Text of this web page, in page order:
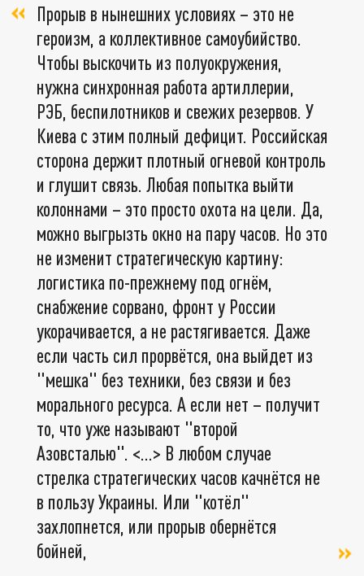
Прорыв в нынешних условиях – это не
героизм, а коллективное самоубийство.
Чтобы выскочить из полуокружения,
нужна синхронная работа артиллерии,
РЭБ, беспилотников и свежих резервов. У
Киева с этим полный дефицит. Российская
сторона держит плотный огневой контроль
и глушит связь. Любая попытка выйти
колоннами – это просто охота на цели. Да,
можно выгрызть окно на пару часов. Но это
не изменит стратегическую картину:
логистика по-прежнему под огнём,
снабжение сорвано, фронт у России
укорачивается, а не растягивается. Даже
если часть сил прорвётся, она выйдет из
"мешка" без техники, без связи и без
морального ресурса. А если нет – получит
то, что уже называют "второй
Азовсталью". <…> В любом случае
стрелка стратегических часов качнётся не
в пользу Украины. Или "котёл"
захлопнется, или прорыв обернётся
бойней,